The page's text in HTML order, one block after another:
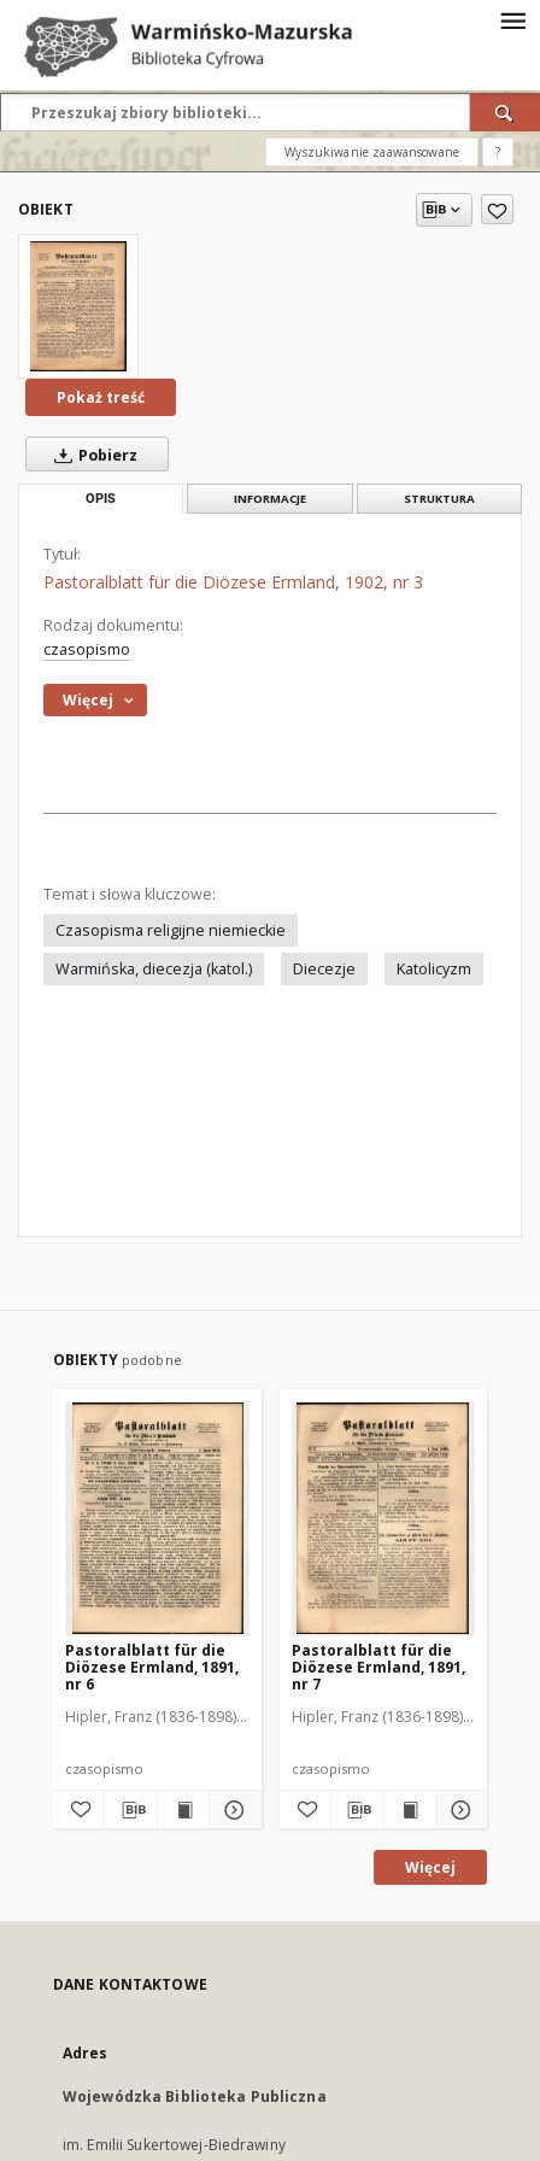
Wyszukiwanie zaawansowane ?
OBIEKT
Pokaż treść
Pobierz
OPIS INFORMACJE STRUKTURA
Tytuł:
Pastoralblatt für die Diözese Ermland, 1902, nr 3
Rodzaj dokumentu:
czasopismo
Więcej
Temat i słowa kluczowe:
Czasopisma religijne niemieckie
Warmińska, diecezja (katol.)
Diecezje Katolicyzm
OBIEKTY podobne
Pastoralblatt für die
Diözese Ermland, 1891,
nr 6
Hipler, Franz (1836-1898). Red.
czasopismo
Pastoralblatt für die
Diözese Ermland, 1891,
nr 7
Hipler, Franz (1836-1898). Red.
czasopismo
Więcej
DANE KONTAKTOWE
Adres
Wojewódzka Biblioteka Publiczna
im. Emilii Sukertowej-Biedrawiny